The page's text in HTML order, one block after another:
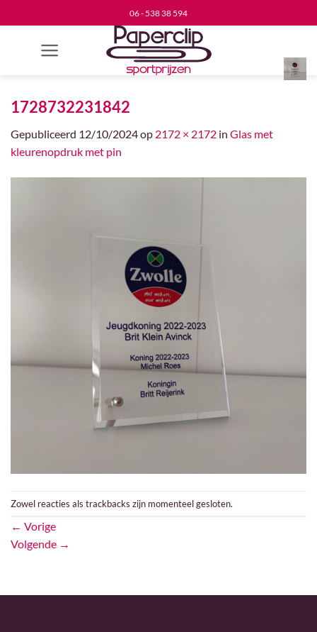
naar
06 - 538 38 594
1728732231842
Gepubliceerd 12/10/2024op 2172 × 2172 in Glas met
kleurenopdruk met pin
Zowel reacties als trackbacks zijn momenteel gesloten.
← Vorige
Volgende →